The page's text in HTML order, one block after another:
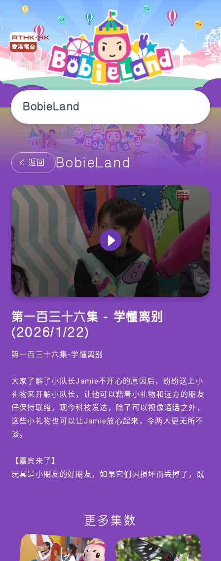
BobieLand
返回 BobieLand
of
0
seconds
第一百三十六集 - 学懂离别
(2026/1/22)
第一百三十六集-学懂离别
大家了解了小队长Jamie不开心的原因后，纷纷送上小
礼物来开解小队长，让他可以藉着小礼物和远方的朋友
仔保持联络，现今科技发达，除了可以视像通话之外，
这些小礼物也可以让Jamie放心起来，令两人更无所不
谈。
【嘉宾来了】
玩具是小朋友的好朋友，如果它们因损坏而丢掉了，既
会分享一些难忘的玩具维修故事，这些玩具的背后往往
编导:黄雅茵
更多集数